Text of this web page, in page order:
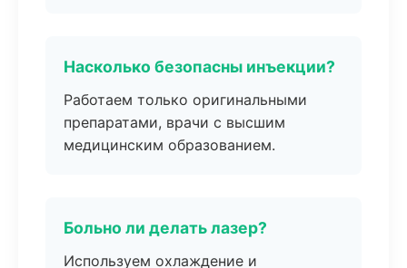
Насколько безопасны инъекции?
Работаем только оригинальными
препаратами, врачи с высшим
медицинским образованием.
Больно ли делать лазер?
Используем охлаждение и